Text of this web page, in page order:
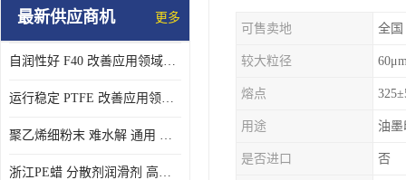
PE蜡粉
PE改性蜡粉
最新供应商机 更多
自润性好 F40 改善应用领域的耐热性 滑润性
运行稳定 PTFE 改善应用领域的耐热性 滑润性
聚乙烯细粉末 难水解 通用 氟茂
浙江PE蜡 分散剂润滑剂 高低熔点
可售卖地 全国
较大粒径
熔点
用途 油
是否进口 否